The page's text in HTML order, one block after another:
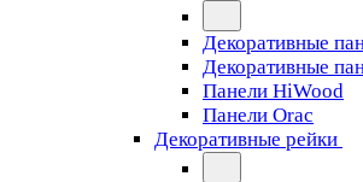
Декоративные
Декоративные
Панели HiWood
Панели Orac
Декоративные рейки